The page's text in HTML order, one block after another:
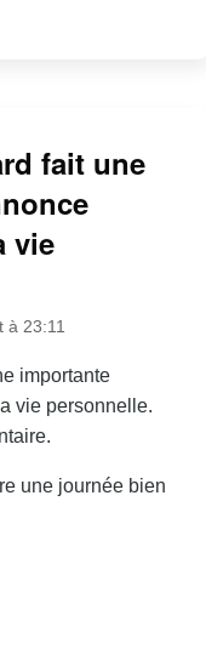
fait une
vie
à 23:11
importante
vie personnelle.
une journée bien